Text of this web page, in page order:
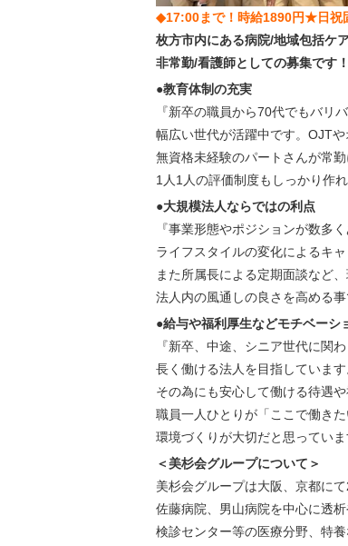
◆17:00まで！時給1890円★日祝
枚方市内にある病院/地域包括ケ
非常勤/看護師としての募集です！
●教育体制の充実
『新卒の職員から70代でもバリ
幅広い世代が活躍中です。OJT
無資格未経験のパートさんが常
1人1人の評価制度もしっかり作
●大規模法人ならではの利点
『事業形態やポジションが数多く
ライフスタイルの変化によるキ
また所属長による定期面談など
法人内の風通しの良さを高める
●給与や福利厚生などモチベーシ
『新卒、中途、シニア世代に関
長く働ける法人を目指しています
その為にも安心して働ける待遇や
職員一人ひとりが「ここで働き
環境づくりが大切だと思っていま
＜美杉会グループについて＞
美杉会グループは大阪、京都に
佐藤病院、男山病院を中心に透析
検診センター等の医療分野、特養